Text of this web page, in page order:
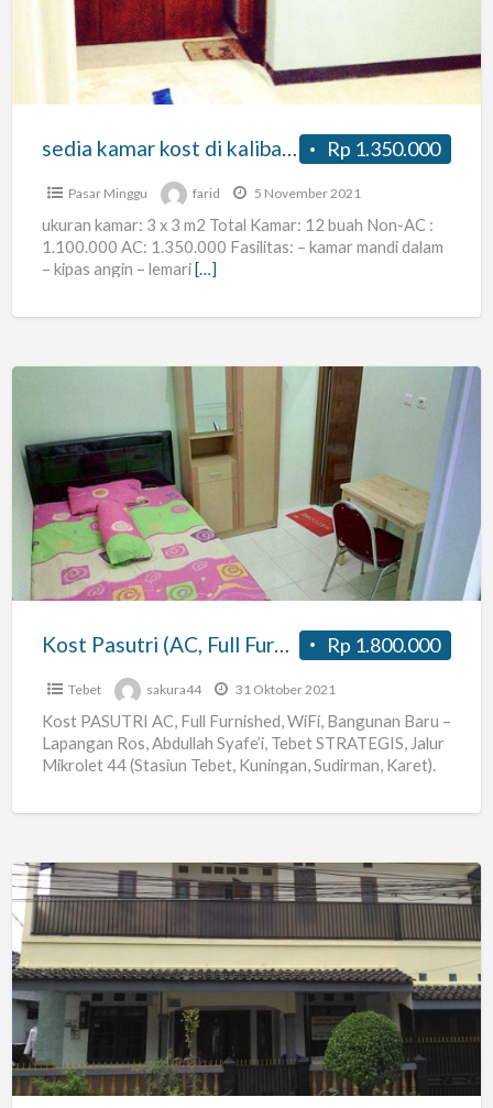
kalibata
minggu
Rp 1.350.000
sedia kamar kost di kalibata pasar minggu
Pasar Minggu farid 5 November 2021
ukuran kamar: 3 x 3 m2 Total Kamar: 12 buah Non-AC :
1.100.000 AC: 1.350.000 Fasilitas: – kamar mandi dalam
– kipas angin – lemari[…]
Kost
Pasutri
(AC,
Full
Furnished,
WiFi)
Lapangan
Tebet
Rp 1.800.000
Kost Pasutri (AC, Full Furnished, WiFi) Lapangan Ros Tebet
Tebet sakura44 31 Oktober 2021
Kost PASUTRI AC, Full Furnished, WiFi, Bangunan Baru –
Lapangan Ros, Abdullah Syafe’i, Tebet STRATEGIS, Jalur
Mikrolet 44 (Stasiun Tebet, Kuningan, Sudirman, Karet).
Rumah
Kos
Duren
Tiga
Selatan
/
Kalibata